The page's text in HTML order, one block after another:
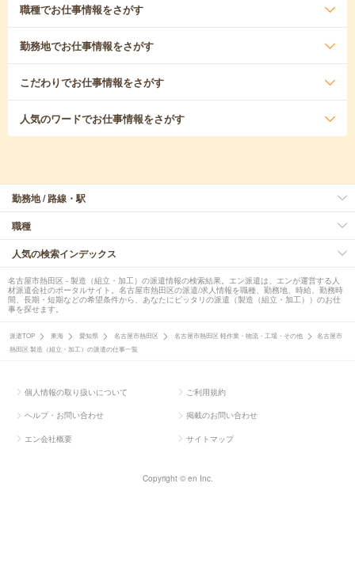
職種でお仕事情報をさがす
勤務地でお仕事情報をさがす
こだわりでお仕事情報をさがす
人気のワードでお仕事情報をさがす
勤務地 / 路線・駅
職種
人気の検索インデックス
名古屋市熱田区 - 製造（組立・加工）の派遣情報の検索結果。エン派遣は、エンが運営する人
材派遣会社のポータルサイト。名古屋市熱田区の派遣/求人情報を職種、勤務地、時給、勤務時
間、長期・短期などの希望条件から、あなたにピッタリの派遣（製造（組立・加工））のお仕
事を探せます。
派遣TOP 東海 愛知県 名古屋市熱田区 名古屋市熱田区 軽作業・物流・工場・その他
名古屋市
熱田区 製造（組立・加工）の派遣の仕事一覧
個人情報の取り扱いについて ご利用規約
ヘルプ・お問い合わせ 掲載のお問い合わせ
エン会社概要 サイトマップ
Copyright © en Inc.